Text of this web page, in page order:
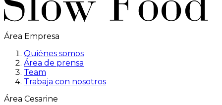
Área Empresa
Quiénes somos
Área de prensa
Team
Trabaja con nosotros
Área Cesarine